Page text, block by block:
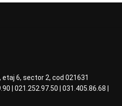
6, sector 2, cod 021631
021.252.97.50 031.405.86.68